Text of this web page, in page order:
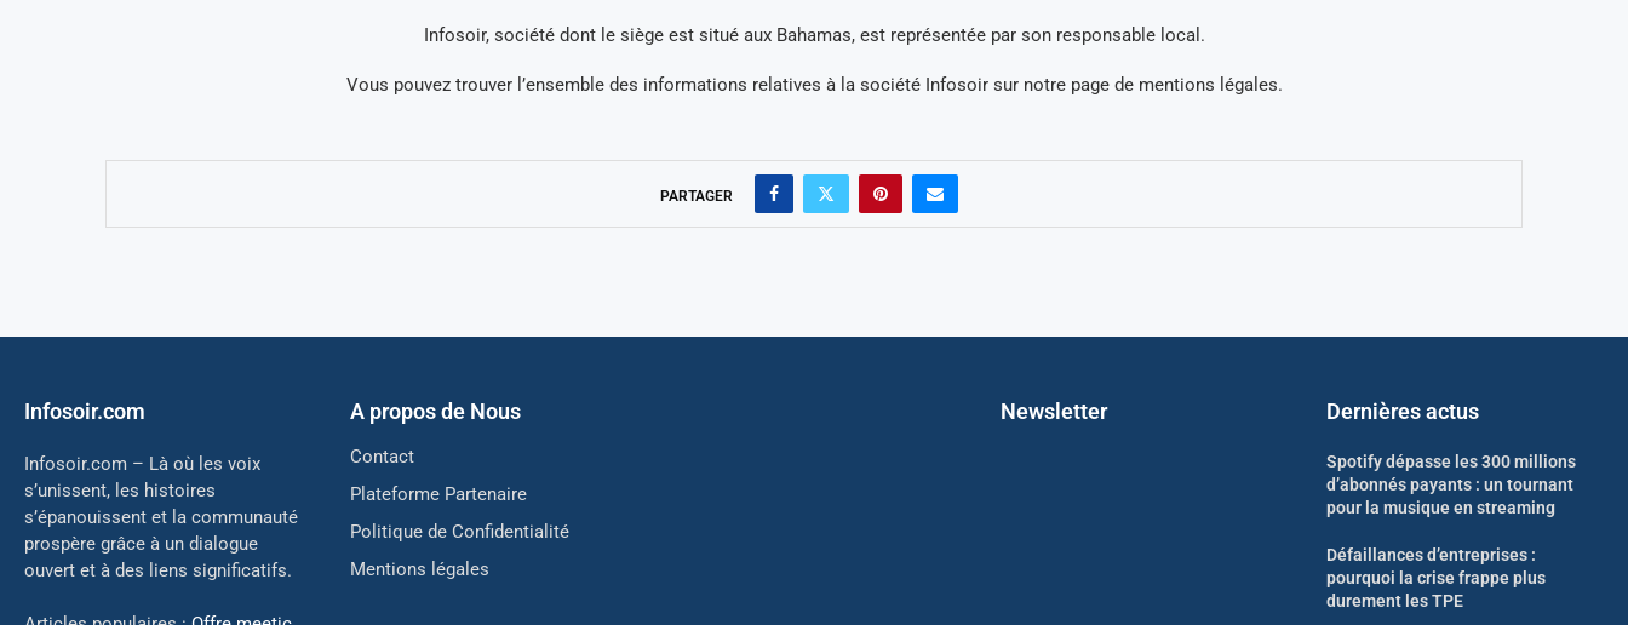
Infosoir, société dont le siège est situé aux Bahamas, est représentée par son responsable local.
Vous pouvez trouver l’ensemble des informations relatives à la société Infosoir sur notre page de mentions légales.
PARTAGER
Infosoir.com
Infosoir.com – Là où les voix
s’unissent, les histoires
s’épanouissent et la communauté
prospère grâce à un dialogue
ouvert et à des liens significatifs.
A propos de Nous
Contact
Plateforme Partenaire
Politique de Confidentialité
Mentions légales
Newsletter Dernières actus
Spotify dépasse les 300 millions
d’abonnés payants : un tournant
pour la musique en streaming
Défaillances d’entreprises :
pourquoi la crise frappe plus
durement les TPE